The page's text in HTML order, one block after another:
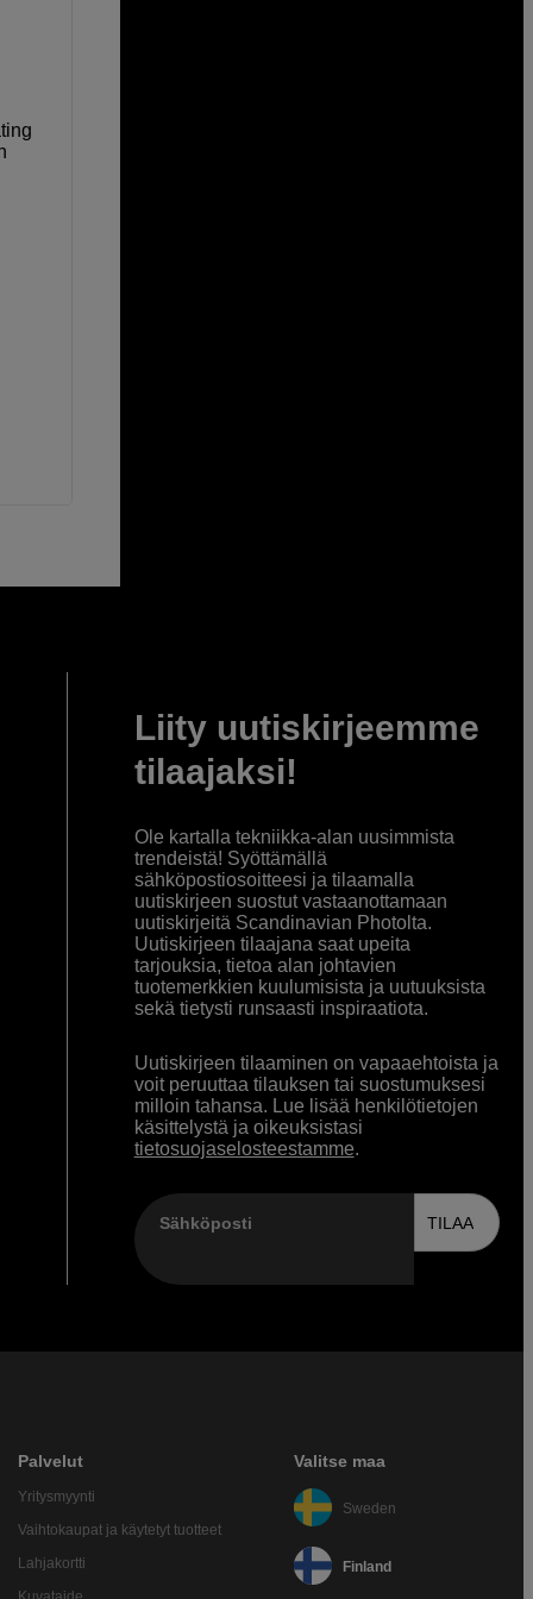
Liity uutiskirjeemme
tilaajaksi!
Ole kartalla tekniikka-alan uusimmista
trendeistä! Syöttämällä
sähköpostiosoitteesi ja tilaamalla
uutiskirjeen suostut vastaanottamaan
uutiskirjeitä Scandinavian Photolta.
Uutiskirjeen tilaajana saat upeita
tarjouksia, tietoa alan johtavien
tuotemerkkien kuulumisista ja uutuuksista
sekä tietysti runsaasti inspiraatiota.
Uutiskirjeen tilaaminen on vapaaehtoista ja
voit peruuttaa tilauksen tai suostumuksesi
milloin tahansa. Lue lisää henkilötietojen
käsittelystä ja oikeuksistasi
tietosuojaselosteestamme.
Sähköposti TILAA
Palvelut
Yritysmyynti
Vaihtokaupat ja käytetyt tuotteet
Lahjakortti
Valitse maa
Sweden
Finland